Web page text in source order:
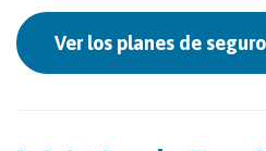
Ver los planes de